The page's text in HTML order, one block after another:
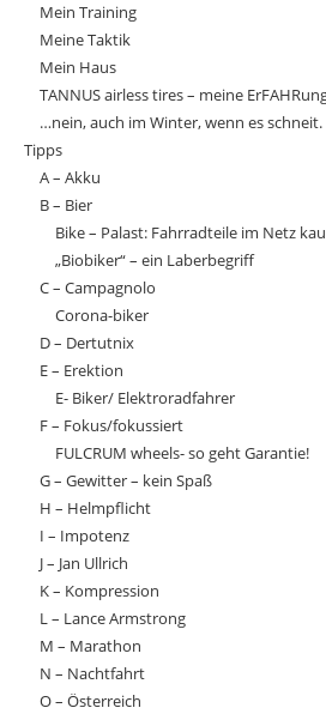
Mein Training
Meine Taktik
Mein Haus
TANNUS airless tires – meine
…nein, auch im Winter, wenn es schneit.
Tipps
A – Akku
B – Bier
Bike – Palast: Fahrradteile im Netz
„Biobiker“ – ein Laberbegriff
C – Campagnolo
Corona-biker
D – Dertutnix
E – Erektion
E- Biker/ Elektroradfahrer
F – Fokus/fokussiert
FULCRUM wheels- so geht Garantie!
G – Gewitter – kein Spaß
H – Helmpflicht
I – Impotenz
J – Jan Ullrich
K – Kompression
L – Lance Armstrong
M – Marathon
N – Nachtfahrt
O – Österreich